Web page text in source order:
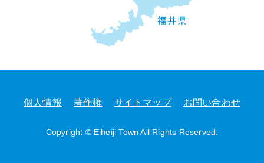
個人情報 著作権 サイトマップ お問い合わせ
Copyright © Eiheiji Town All Rights Reserved.